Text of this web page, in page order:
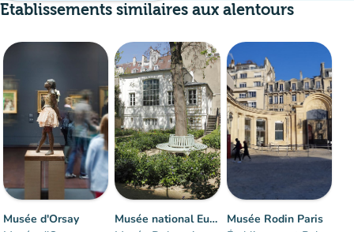
Etablissements similaires aux alentours
Musée d'Orsay
Musée national Eugène-Delacroix
Musée Rodin Paris